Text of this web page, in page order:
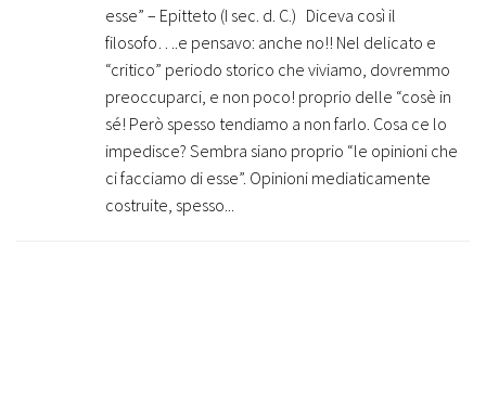
esse” – Epitteto (I sec. d. C.) Diceva così il
filosofo….e pensavo: anche no!! Nel delicato e
“critico” periodo storico che viviamo, dovremmo
preoccuparci, e non poco! proprio delle “cosè in
sé! Però spesso tendiamo a non farlo. Cosa ce lo
impedisce? Sembra siano proprio “le opinioni che
ci facciamo di esse”. Opinioni mediaticamente
costruite, spesso...